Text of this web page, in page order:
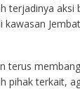
terjadinya aksi
kawasan
terus
pihak terkait,